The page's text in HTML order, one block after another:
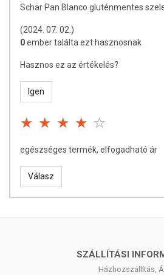
Schär Pan Blanco gluténmentes
(2024. 07. 02.)
0ember találta ezt hasznosnak
Hasznos ez az értékelés?
Igen
egészséges termék, elfogadható ár
Válasz
SZÁLLÍTÁSI
Házhozszállítás,